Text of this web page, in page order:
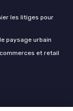
les litiges pour
paysage urbain
et retail